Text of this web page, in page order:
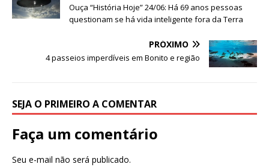
Ouça “História Hoje” 24/06: Há 69 anos pessoas
questionam se há vida inteligente fora da Terra
PRÓXIMO
4 passeios imperdíveis em Bonito e região
SEJA O PRIMEIRO A COMENTAR
Faça um comentário
Seu e-mail não será publicado.